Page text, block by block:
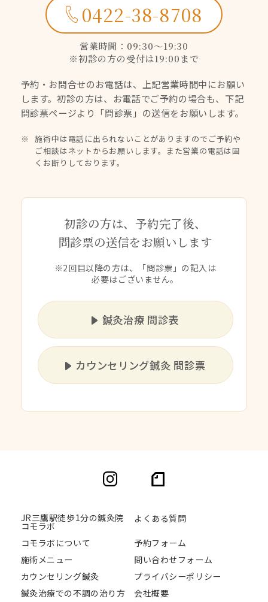
0422-38-8708
営業時間：09:30〜19:30
※初診の方の受付は19:00まで
予約・お問合せのお電話は、上記営業時間中にお願い
します。初診の方は、お電話でご予約の場合も、下記
問診票ページより 「問診票」の送信をお願いします。
施術中は電話に出られないことがありますのでご予約や
ご相談はネットからお願いします。また営業の電話は固
くお断りしております。
初診の方は、予約完了後、
問診票の送信をお願いします
※2回目以降の方は、「問診票」の記入は
必要はございません。
鍼灸治療 問診表
カウンセリング鍼灸 問診票
JR三鷹駅徒歩1分の鍼灸院
コモラボ
よくある質問
コモラボについて
予約フォーム
施術メニュー
問い合わせフォーム
カウンセリング鍼灸
プライバシーポリシー
鍼灸治療での不調の治り方
会社概要